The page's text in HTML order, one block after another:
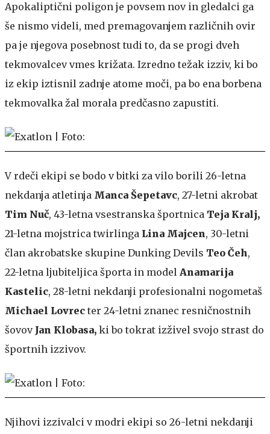
Apokaliptični poligon je povsem nov in gledalci ga
še nismo videli, med premagovanjem različnih ovir
pa je njegova posebnost tudi to, da se progi dveh
tekmovalcev vmes križata. Izredno težak izziv, ki bo
iz ekip iztisnil zadnje atome moči, pa bo ena borbena
tekmovalka žal morala predčasno zapustiti.
V rdeči ekipi se bodo v bitki za vilo borili 26-letna
nekdanja atletinja Manca Šepetavc, 27-letni akrobat
Tim Nuč, 43-letna vsestranska športnica Teja Kralj,
21-letna mojstrica twirlinga Lina Majcen, 30-letni
član akrobatske skupine Dunking Devils Teo Čeh,
22-letna ljubiteljica športa in model Anamarija
Kastelic, 28-letni nekdanji profesionalni nogometaš
Michael Lovrec ter 24-letni znanec resničnostnih
šovov Jan Klobasa, ki bo tokrat izživel svojo strast do
športnih izzivov.
Njihovi izzivalci v modri ekipi so 26-letni nekdanji